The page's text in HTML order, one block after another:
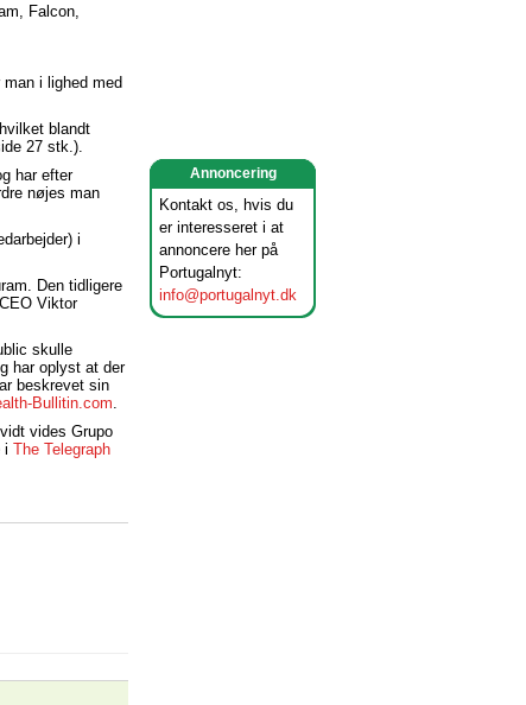
Annoncering
Kontakt os, hvis du
er interesseret i at
annoncere her på
Portugalnyt:
info@portugalnyt.dk
Falcon,
i lighed med
blandt
27 stk.).
har efter
nøjes man
i
Den tidligere
Viktor
skulle
har oplyst at der
beskrevet sin
Bullitin.com
vides Grupo
i The Telegraph